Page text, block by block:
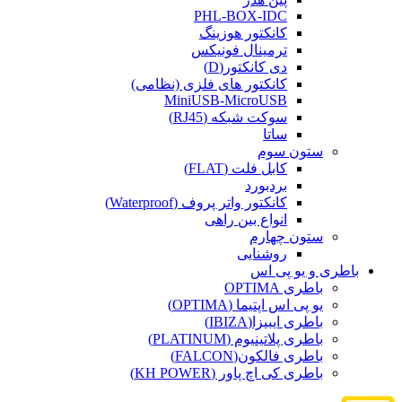
PHL-BOX-IDC
کانکتور هوزینگ
ترمینال فونیکس
دی کانکتور(D)
کانکتور های فلزی (نظامی)
MiniUSB-MicroUSB
سوکت شبکه (RJ45)
ساتا
ستون سوم
کابل فلت (FLAT)
بردبورد
کانکتور واتر پروف (Waterproof)
انواع بین راهی
ستون چهارم
روشنایی
باطری و یو پی اس
باطری OPTIMA
یو پی اس اپتیما (OPTIMA)
باطری ایبیزا(IBIZA)
باطری پلاتینیوم (PLATINUM)
باطری فالکون(FALCON)
باطری کی اچ پاور (KH POWER)